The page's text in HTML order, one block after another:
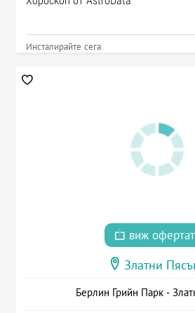
Инсталирайте сега
виж
Златни
Берлин Грийн Парк -